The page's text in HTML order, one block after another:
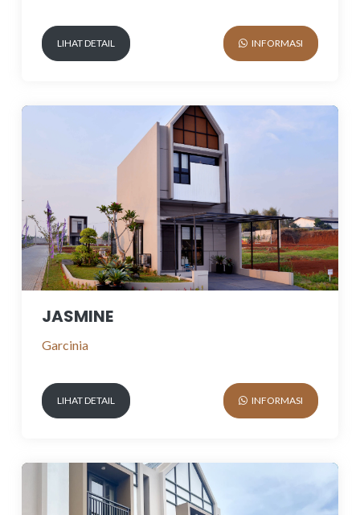
LIHAT DETAIL INFORMASI
JASMINE
Garcinia
LIHAT DETAIL INFORMASI